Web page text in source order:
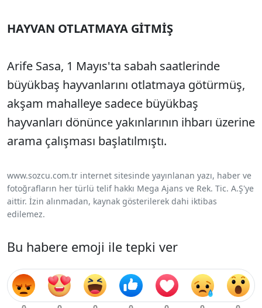
HAYVAN OTLATMAYA GİTMİŞ
Arife Sasa, 1 Mayıs'ta sabah saatlerinde
büyükbaş hayvanlarını otlatmaya götürmüş,
akşam mahalleye sadece büyükbaş
hayvanları dönünce yakınlarının ihbarı üzerine
arama çalışması başlatılmıştı.
www.sozcu.com.tr internet sitesinde yayınlanan yazı, haber ve
fotoğrafların her türlü telif hakkı Mega Ajans ve Rek. Tic. A.Ş'ye
aittir. İzin alınmadan, kaynak gösterilerek dahi iktibas
edilemez.
Bu habere emoji ile tepki ver